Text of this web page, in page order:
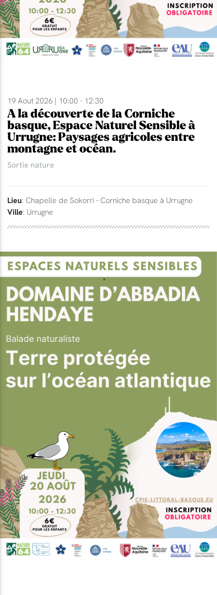
19 Aout 2026 | 10:00 - 12:30
A la découverte de la Corniche
basque, Espace Naturel Sensible à
Urrugne: Paysages agricoles entre
montagne et océan.
Sortie nature
Lieu: Chapelle de Sokorri - Corniche basque à Urrugne
Ville: Urrugne